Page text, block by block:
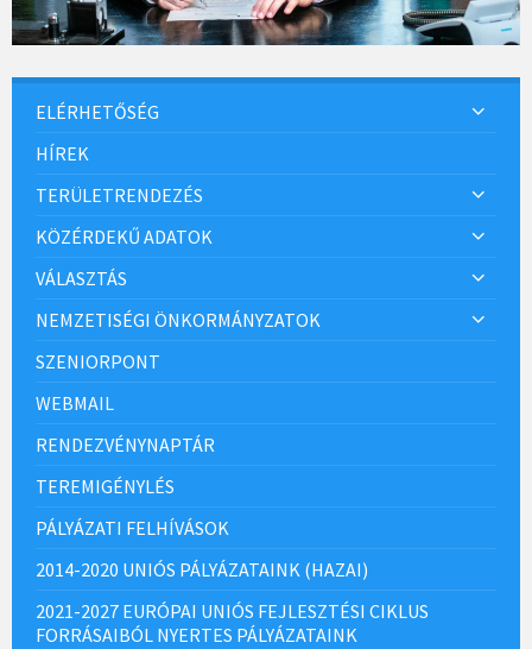
ELÉRHETŐSÉG
HÍREK
TERÜLETRENDEZÉS
KÖZÉRDEKŰ ADATOK
VÁLASZTÁS
NEMZETISÉGI ÖNKORMÁNYZATOK
SZENIORPONT
WEBMAIL
RENDEZVÉNYNAPTÁR
TEREMIGÉNYLÉS
PÁLYÁZATI FELHÍVÁSOK
2014-2020 UNIÓS PÁLYÁZATAINK (HAZAI)
2021-2027 EURÓPAI UNIÓS FEJLESZTÉSI CIKLUS
FORRÁSAIBÓL NYERTES PÁLYÁZATAINK